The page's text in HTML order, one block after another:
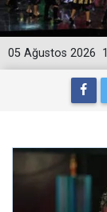
05 Ağustos 2026